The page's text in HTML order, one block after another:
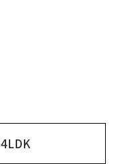
4LDK